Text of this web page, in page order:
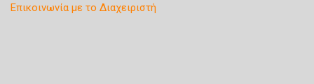
Επικοινωνία με το Διαχειριστή